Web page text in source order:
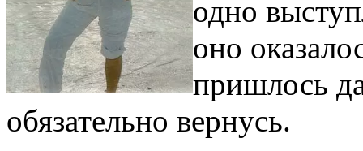
одно
оно
пришлось
обязательно вернусь.